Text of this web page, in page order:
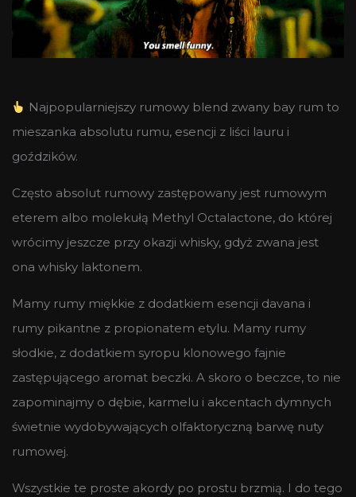
Najpopularniejszy rumowy blend zwany bay rum to
mieszanka absolutu rumu, esencji z liści lauru i
goździków.
Często absolut rumowy zastępowany jest rumowym
eterem albo molekułą Methyl Octalactone, do której
wrócimy jeszcze przy okazji whisky, gdyż zwana jest
ona whisky laktonem.
Mamy rumy miękkie z dodatkiem esencji davana i
rumy pikantne z propionatem etylu. Mamy rumy
słodkie, z dodatkiem syropu klonowego fajnie
zastępującego aromat beczki. A skoro o beczce, to nie
zapominajmy o dębie, karmelu i akcentach dymnych
świetnie wydobywających olfaktoryczną barwę nuty
rumowej.
Wszystkie te proste akordy po prostu brzmią. I do tego